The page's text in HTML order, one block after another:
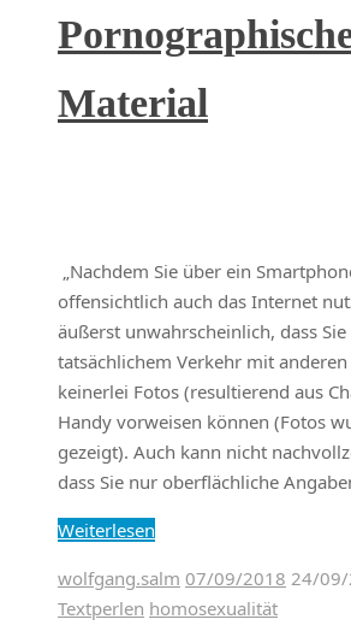
Material
„Nachdem Sie über ein
offensichtlich auch das Internet
äußerst unwahrscheinlich, dass Sie
tatsächlichem Verkehr mit
keinerlei Fotos (resultierend aus
Handy vorweisen können (Fotos
gezeigt). Auch kann nicht
dass Sie nur oberflächliche
Weiterlesen
wolfgang.salm 07/09/2018 24/
Textperlen homosexualität